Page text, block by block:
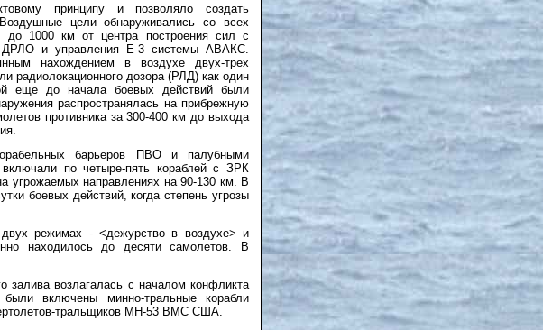
принципу и позволяло создать
цели обнаруживались со всех
до 1000 км от центра построения сил с
ДРЛО и управления Е-3 системы АВАКС.
нахождением в воздухе двух-трех
радиолокационного дозора (РЛД) как один
еще до начала боевых действий были
распространялась на прибрежную
противника за 300-400 км до выхода
барьеров ПВО и палубными
по четыре-пять кораблей с ЗРК
угрожаемых направлениях на 90-130 км. В
боевых действий, когда степень угрозы
режимах - <дежурство в воздухе> и
находилось до десяти самолетов. В
залива возлагалась с началом конфликта
включены минно-тральные корабли
тральщиков МН-53 ВМС США.